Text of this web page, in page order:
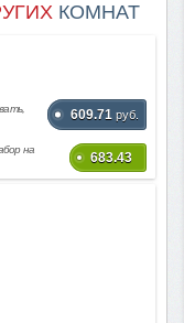
КОМНАТ
609.71 руб.
на
683.43